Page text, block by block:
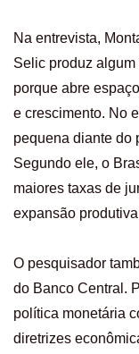
Na entrevista,
Selic produz
porque abre
e crescimento. No
pequena diante do
Segundo ele, o
maiores taxas de
expansão
O pesquisador
do Banco Central.
política monetária
diretrizes